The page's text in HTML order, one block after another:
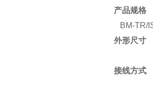
产品规格
BM-TR/
外形尺寸
接线方式